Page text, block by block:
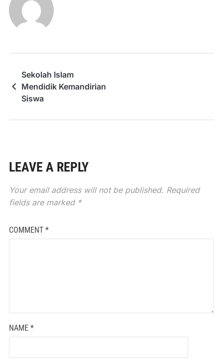
Sekolah Islam
Mendidik Kemandirian
Siswa
LEAVE A REPLY
Your email address will not be published. Required
fields are marked *
COMMENT *
NAME *